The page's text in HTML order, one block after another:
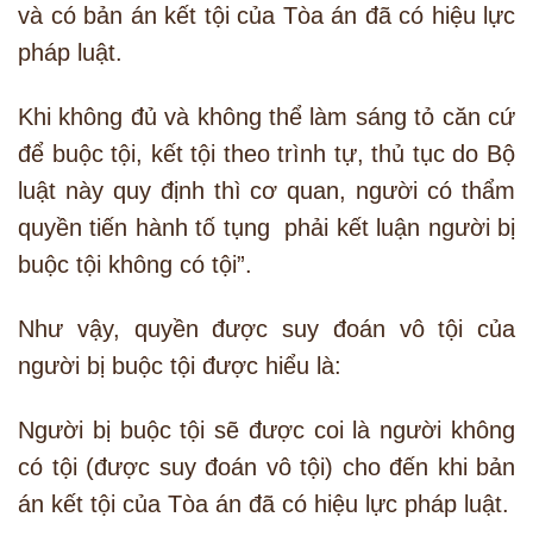
và có bản án kết tội của Tòa án đã có hiệu lực
pháp luật.
Khi không đủ và không thể làm sáng tỏ căn cứ
để buộc tội, kết tội theo trình tự, thủ tục do Bộ
luật này quy định thì cơ quan, người có thẩm
quyền tiến hành tố tụng phải kết luận người bị
buộc tội không có tội”.
Như vậy, quyền được suy đoán vô tội của
người bị buộc tội được hiểu là:
Người bị buộc tội sẽ được coi là người không
có tội (được suy đoán vô tội) cho đến khi bản
án kết tội của Tòa án đã có hiệu lực pháp luật.